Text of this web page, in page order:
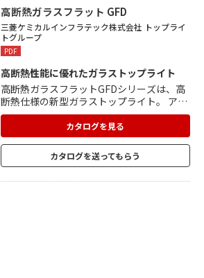
空間におすすめです。
高断熱ガラスフラット GFD
三菱ケミカルインフラテック株式会社 トップライ
トグループ
PDF
高断熱性能に優れたガラストップライト
高断熱ガラスフラットGFDシリーズは、高
断熱仕様の新型ガラストップライト。 アル
ミ・樹脂複合枠で、高い断熱性能を発揮。
使用屋外側には耐久性に優れたアルミ形材
を使用し、室内側には熱伝導率がアルミの
約1/1000の樹脂形材を使用。 面材は、複層
ガラス+中空シート(ポリカーボネート樹脂)
カタログを見る
カタログを送ってもらう